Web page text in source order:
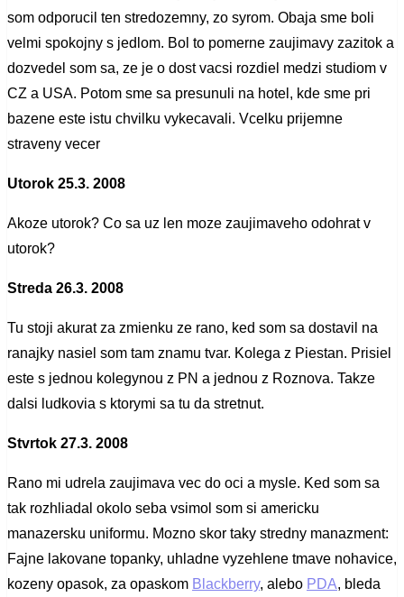
som odporucil ten stredozemny, zo syrom. Obaja sme boli
velmi spokojny s jedlom. Bol to pomerne zaujimavy zazitok a
dozvedel som sa, ze je o dost vacsi rozdiel medzi studiom v
CZ a USA. Potom sme sa presunuli na hotel, kde sme pri
bazene este istu chvilku vykecavali. Vcelku prijemne
straveny vecer
Utorok 25.3. 2008
Akoze utorok? Co sa uz len moze zaujimaveho odohrat v
utorok?
Streda 26.3. 2008
Tu stoji akurat za zmienku ze rano, ked som sa dostavil na
ranajky nasiel som tam znamu tvar. Kolega z Piestan. Prisiel
este s jednou kolegynou z PN a jednou z Roznova. Takze
dalsi ludkovia s ktorymi sa tu da stretnut.
Stvrtok 27.3. 2008
Rano mi udrela zaujimava vec do oci a mysle. Ked som sa
tak rozhliadal okolo seba vsimol som si americku
manazersku uniformu. Mozno skor taky stredny manazment:
Fajne lakovane topanky, uhladne vyzehlene tmave nohavice,
kozeny opasok, za opaskom Blackberry, alebo PDA, bleda